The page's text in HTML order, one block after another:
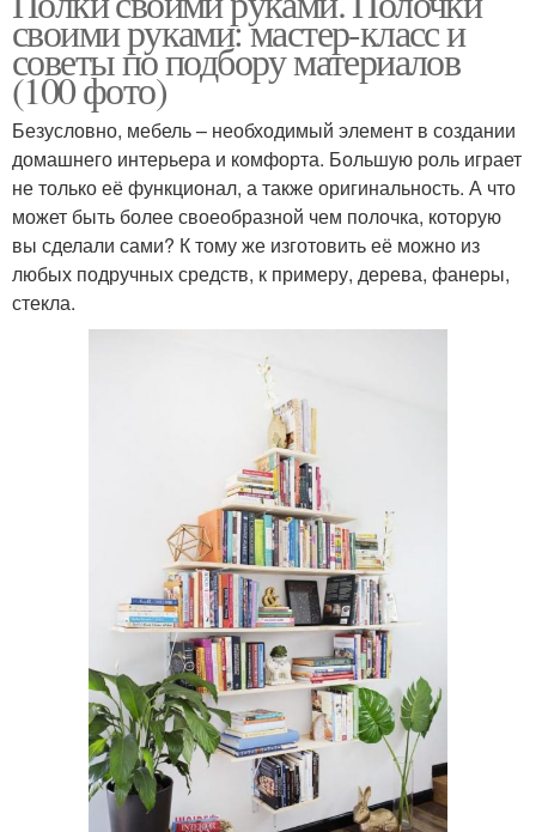
своими руками: мастер-класс и
советы по подбору материалов
(100 фото)
Безусловно, мебель – необходимый элемент в создании
домашнего интерьера и комфорта. Большую роль играет
не только её функционал, а также оригинальность. А что
может быть более своеобразной чем полочка, которую
вы сделали сами? К тому же изготовить её можно из
любых подручных средств, к примеру, дерева, фанеры,
стекла.